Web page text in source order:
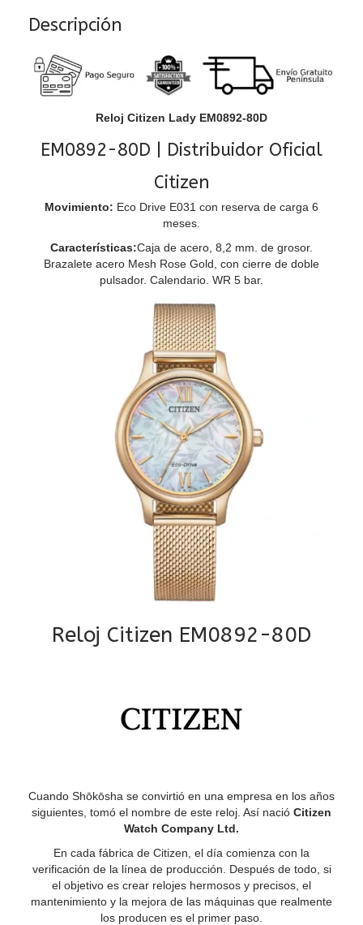
Descripción
Reloj Citizen Lady EM0892-80D
EM0892-80D | Distribuidor Oficial
Citizen
Movimiento: Eco Drive E031 con reserva de carga 6
meses.
Características:Caja de acero, 8,2 mm. de grosor.
Brazalete acero Mesh Rose Gold, con cierre de doble
pulsador. Calendario. WR 5 bar.
Reloj Citizen EM0892-80D
Cuando Shōkōsha se convirtió en una empresa en los años
siguientes, tomó el nombre de este reloj. Así nació Citizen
Watch Company Ltd.
En cada fábrica de Citizen, el día comienza con la
verificación de la línea de producción. Después de todo, si
el objetivo es crear relojes hermosos y precisos, el
mantenimiento y la mejora de las máquinas que realmente
los producen es el primer paso.